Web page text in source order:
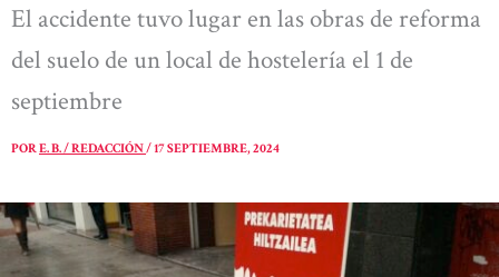
El accidente tuvo lugar en las obras de reforma
del suelo de un local de hostelería el 1 de
septiembre
PORE. B. / REDACCIÓN/17 SEPTIEMBRE, 2024